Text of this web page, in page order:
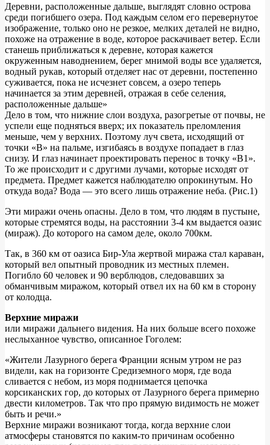
Деревни, расположенные дальше, выглядят словно острова
среди погибшего озера. Под каждым селом его перевернутое
изображение, только оно не резкое, мелких деталей не видно,
похоже на отражение в воде, которое раскачивает ветер. Если
станешь приближаться к деревне, которая кажется
окруженным наводнением, берег мнимой воды все удаляется,
водный рукав, который отделяет нас от деревни, постепенно
суживается, пока не исчезнет совсем, а озеро теперь
начинается за этим деревней, отражая в себе селения,
расположенные дальше»
Дело в том, что нижние слои воздуха, разогретые от почвы, не
успели еще подняться вверх; их показатель преломления
меньше, чем у верхних. Поэтому луч света, исходящий от
точки «B» на пальме, изгибаясь в воздухе попадает в глаз
снизу. И глаз начинает проектировать перенос в точку «B1».
То же происходит и с другими лучами, которые исходят от
предмета. Предмет кажется наблюдателю опрокинутым. Но
откуда вода? Вода — это всего лишь отражение неба. (Рис.1)
Эти миражи очень опасны. Дело в том, что людям в пустыне,
которые стремятся воды, на расстоянии 3-4 км выдается оазис
(мираж). До которого на самом деле, около 700км.
Так, в 360 км от оазиса Бир-Ула жертвой миража стал караван,
который вел опытный проводник из местных племен.
Погибло 60 человек и 90 верблюдов, следовавших за
обманчивым миражом, который отвел их на 60 км в сторону
от колодца.
Верхние миражи
или миражи дальнего видения. На них больше всего похоже
неслыханное чувство, описанное Гоголем:
«Жители Лазурного берега Франции ясным утром не раз
видели, как на горизонте Средиземного моря, где вода
сливается с небом, из моря поднимается цепочка
корсиканских гор, до которых от Лазурного берега примерно
двести километров. Так что про прямую видимость не может
быть и речи.»
Верхние миражи возникают тогда, когда верхние слои
атмосферы становятся по каким-то причинам особенно